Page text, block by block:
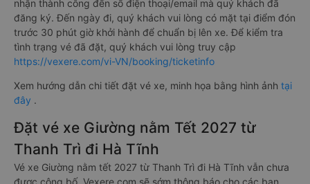
nhận thành công đến số điện thoại/email mà quý khách đã
đăng ký. Đến ngày đi, quý khách vui lòng có mặt tại điểm đón
trước 30 phút giờ khởi hành để chuẩn bị lên xe. Để kiểm tra
tình trạng vé đã đặt, quý khách vui lòng truy cập
https://vexere.com/vi-VN/booking/ticketinfo
Xem hướng dẫn chi tiết đặt vé xe, minh họa bằng hình ảnh tại
đây .
Đặt vé xe Giường nằm Tết 2027 từ
Thanh Trì đi Hà Tĩnh
Vé xe Giường nằm tết 2027 từ Thanh Trì đi Hà Tĩnh vẫn chưa
được công bố. Vexere.com sẽ sớm thông báo cho các bạn